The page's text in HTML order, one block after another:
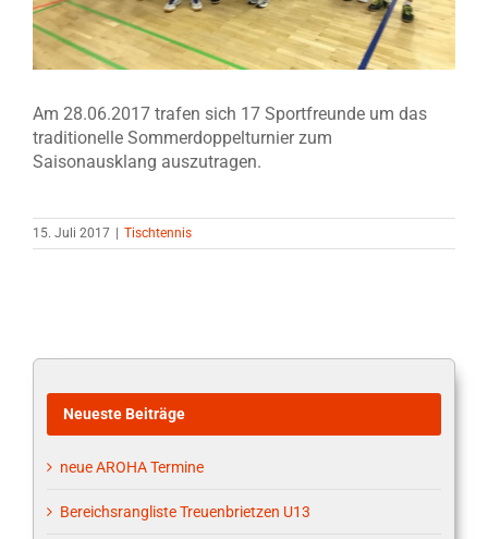
Am 28.06.2017 trafen sich 17 Sportfreunde um das
traditionelle Sommerdoppelturnier zum
Saisonausklang auszutragen.
15. Juli 2017 Tischtennis
Neueste Beiträge
neue AROHA Termine
Bereichsrangliste Treuenbrietzen U13